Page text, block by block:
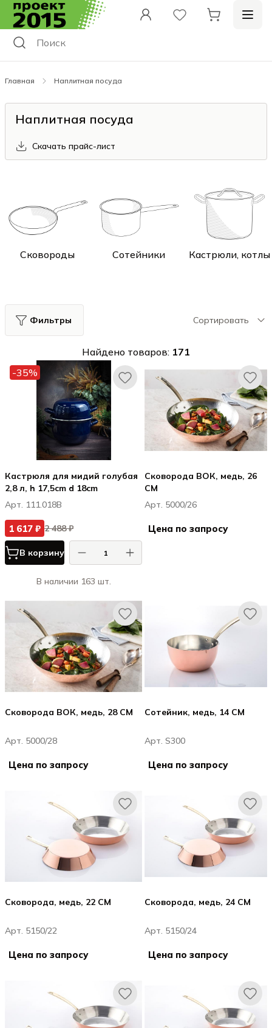
Главная Наплитная посуда
Наплитная посуда
Скачать прайс-лист
Сковороды Сотейники Кастрюли, котлы
Фильтры Сортировать
Найдено товаров: 171
-35%
Кастрюля для мидий голубая
2,8 л, h 17,5cm d 18cm
Арт. 111.018B
1 617 ₽ 2 488 ₽
В корзину
В наличии 163 шт.
Сковорода ВОК, медь, 26
CM
Арт. 5000/26
Цена по запросу
Сковорода ВОК, медь, 28 CM
Арт. 5000/28
Цена по запросу
Сотейник, медь, 14 CM
Арт. S300
Цена по запросу
Сковорода, медь, 22 CM
Арт. 5150/22
Цена по запросу
Сковорода, медь, 24 CM
Арт. 5150/24
Цена по запросу